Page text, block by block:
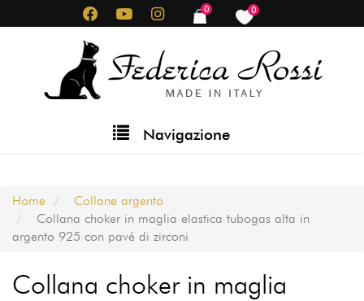
al
0
items
0
items
Navigazione
Home
Collane argento
Collana choker in maglia elastica tubogas alta in
argento 925 con pavé di zirconi
Collana choker in maglia